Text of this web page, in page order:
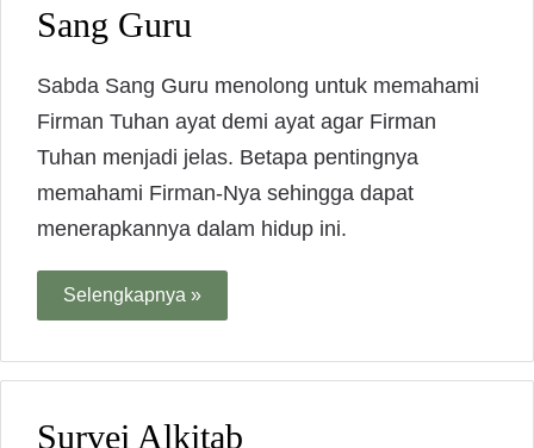
Sang Guru
Sabda Sang Guru menolong untuk memahami
Firman Tuhan ayat demi ayat agar Firman
Tuhan menjadi jelas. Betapa pentingnya
memahami Firman-Nya sehingga dapat
menerapkannya dalam hidup ini.
Selengkapnya »
Survei Alkitab